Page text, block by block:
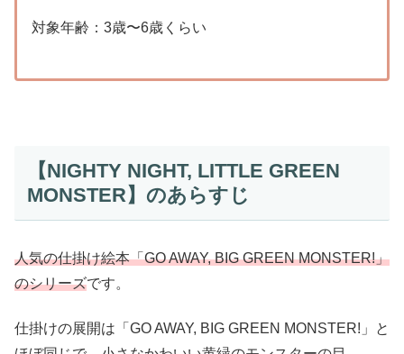
対象年齢：3歳〜6歳くらい
【NIGHTY NIGHT, LITTLE GREEN
MONSTER】のあらすじ
人気の仕掛け絵本「GO AWAY, BIG GREEN MONSTER!」
のシリーズです。
仕掛けの展開は「GO AWAY, BIG GREEN MONSTER!」と